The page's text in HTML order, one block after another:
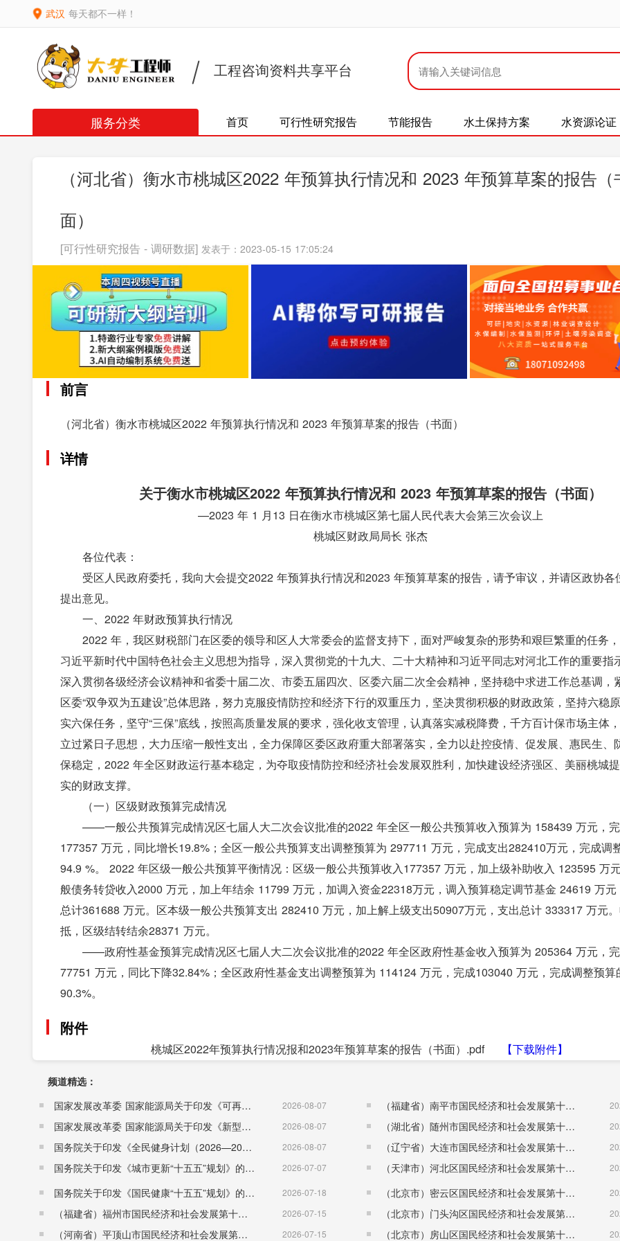
武汉 每天都不一样！
工程咨询资料共享平台
服务分类 首页 可行性研究报告 节能报告 水土保持方案 水资源论证
（河北省）衡水市桃城区2022 年预算执行情况和 2023 年预算草案的报告（
面）
[可行性研究报告 - 调研数据] 发表于：2023-05-15 17:05:24
前言
（河北省）衡水市桃城区2022 年预算执行情况和 2023 年预算草案的报告（书面）
详情
关于衡水市桃城区2022 年预算执行情况和 2023 年预算草案的报告（书面）
—2023 年 1 月13 日在衡水市桃城区第七届人民代表大会第三次会议上
桃城区财政局局长 张杰
各位代表：
受区人民政府委托，我向大会提交2022 年预算执行情况和2023 年预算草案的报告，请予审议，并请区政协各
提出意见。
一、2022 年财政预算执行情况
2022 年，我区财税部门在区委的领导和区人大常委会的监督支持下，面对严峻复杂的形势和艰巨繁重的任务
习近平新时代中国特色社会主义思想为指导，深入贯彻党的十九大、二十大精神和习近平同志对河北工作的重要指
深入贯彻各级经济会议精神和省委十届二次、市委五届四次、区委六届二次全会精神，坚持稳中求进工作总基调，
区委“双争双为五建设”总体思路，努力克服疫情防控和经济下行的双重压力，坚决贯彻积极的财政政策，坚持六稳
实六保任务，坚守“三保”底线，按照高质量发展的要求，强化收支管理，认真落实减税降费，千方百计保市场主体
立过紧日子思想，大力压缩一般性支出，全力保障区委区政府重大部署落实，全力以赴控疫情、促发展、惠民生、
保稳定，2022 年全区财政运行基本稳定，为夺取疫情防控和经济社会发展双胜利，加快建设经济强区、美丽桃城
实的财政支撑。
（一）区级财政预算完成情况
——一般公共预算完成情况区七届人大二次会议批准的2022 年全区一般公共预算收入预算为 158439 万元，
177357 万元，同比增长19.8%；全区一般公共预算支出调整预算为 297711 万元，完成支出282410万元，完成调
94.9 %。 2022 年区级一般公共预算平衡情况：区级一般公共预算收入177357 万元，加上级补助收入 123595 万
般债务转贷收入2000 万元，加上年结余 11799 万元，加调入资金22318万元，调入预算稳定调节基金 24619 万元
总计361688 万元。区本级一般公共预算支出 282410 万元，加上解上级支出50907万元，支出总计 333317 万元
抵，区级结转结余28371 万元。
——政府性基金预算完成情况区七届人大二次会议批准的2022 年全区政府性基金收入预算为 205364 万元，
77751 万元，同比下降32.84%；全区政府性基金支出调整预算为 114124 万元，完成103040 万元，完成调整预算
90.3%。
附件
桃城区2022年预算执行情况报和2023年预算草案的报告（书面）.pdf 【下载附件】
频道精选：
国家发展改革委 国家能源局关于印发《可再生能源发展“十五五”规划》的通知 （发改能源〔2026〕1067号）
2026-08-07
国家发展改革委 国家能源局关于印发《新型电力系统建设“十五五”规划》的通知​ （发改能源〔2026〕942号） 2026-08-07
国务院关于印发《全民健身计划（2026—2030年）》的通知 （国发〔2026〕26号） 2026-08-07
国务院关于印发《城市更新“十五五”规划》的通知（国发〔2026〕12号） 2026-07-07
国务院关于印发《国民健康“十五五”规划》的通知 （国发〔2026〕23号） 2026-07-18
（福建省）福州市国民经济和社会发展第十五个五年规划纲要 2026-07-15
（河南省）平顶山市国民经济和社会发展第十五个五年规划纲要 2026-07-15
（福建省）南平市国民经济和社会发展第十五个五年规划纲要
（湖北省）随州市国民经济和社会发展第十五个五年规划纲要
（辽宁省）大连市国民经济和社会发展第十五个五年规划纲要
（天津市）河北区国民经济和社会发展第十五个五年规划纲要
（北京市）密云区国民经济和社会发展第十五个五年规划纲要
（北京市）门头沟区国民经济和社会发展第十五个五年规划纲要
（北京市）房山区国民经济和社会发展第十五个五年规划纲要